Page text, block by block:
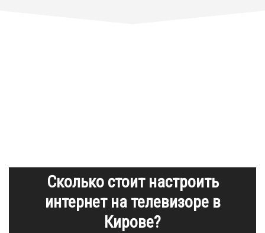
Сколько стоит настроить
интернет на телевизоре в
Кирове?